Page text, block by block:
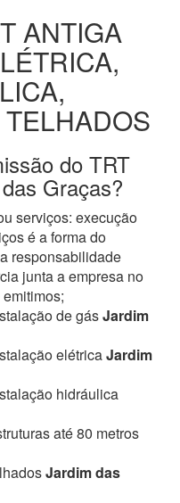
ANTIGA
do TRT
Graças?
serviços: execução
é a forma do
responsabilidade
junta a empresa no
de gásJardim
elétricaJardim
hidráulica
até 80 metros
Jardim das